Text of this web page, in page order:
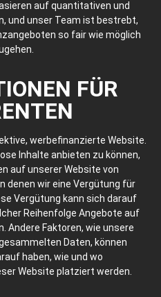
auf quantitativen und
und unser Team ist bestrebt,
so fair wie möglich
FÜR
werbefinanzierte Website.
Inhalte anbieten zu können,
auf unserer Website von
denen wir eine Vergütung für
Vergütung kann sich darauf
Reihenfolge Angebote auf
Andere Faktoren, wie unsere
Daten, können
haben, wie und wo
Website platziert werden.